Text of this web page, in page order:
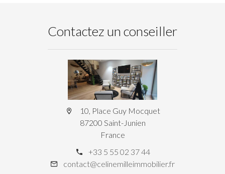
Contactez un conseiller
10, Place Guy Mocquet
87200 Saint-Junien
France
+33 5 55 02 37 44
contact@celinemilleimmobilier.fr